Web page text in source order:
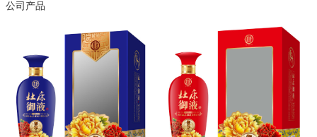
公司产品